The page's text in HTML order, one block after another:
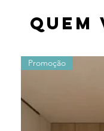
Promoção